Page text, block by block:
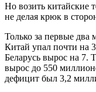
Но возить китайские
не делая крюк в
Только за первые два
Китай упал почти на
Беларусь вырос на 7.
вырос до 550
дефицит был 3,2